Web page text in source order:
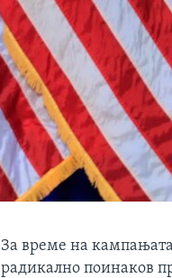
За време на
радикално поинаков